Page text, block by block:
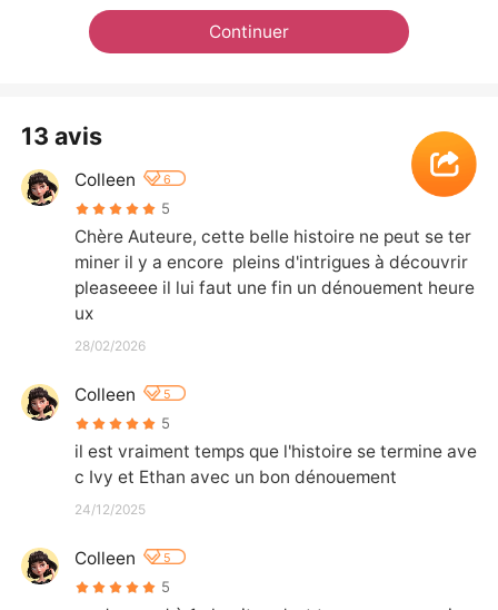
Continuer
13 avis
Colleen 6
5
Chère Auteure, cette belle histoire ne peut se ter
miner il y a encore  pleins d'intrigues à découvrir
pleaseeee il lui faut une fin un dénouement heure
ux
28/02/2026
Colleen 5
5
il est vraiment temps que l'histoire se termine ave
c Ivy et Ethan avec un bon dénouement
24/12/2025
Colleen 5
5